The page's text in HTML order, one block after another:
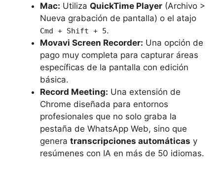
Mac: Utiliza QuickTime Player (Archivo >
Nueva grabación de pantalla) o el atajo
Cmd + Shift + 5.
Movavi Screen Recorder: Una opción de
pago muy completa para capturar áreas
específicas de la pantalla con edición
básica.
Record Meeting: Una extensión de
Chrome diseñada para entornos
profesionales que no solo graba la
pestaña de WhatsApp Web, sino que
genera transcripciones automáticas y
resúmenes con IA en más de 50 idiomas.